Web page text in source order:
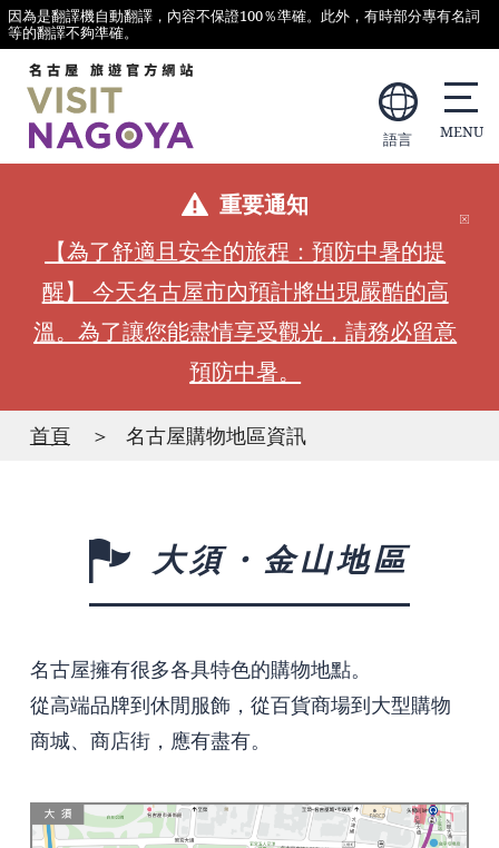
因為是翻譯機自動翻譯，內容不保證100％準確。此外，有時部分專有名詞
等的翻譯不夠準確。
語言
重要通知
【為了舒適且安全的旅程：預防中暑的提
醒】 今天名古屋市內預計將出現嚴酷的高
溫。為了讓您能盡情享受觀光，請務必留意
預防中暑。
首頁 名古屋購物地區資訊
大須・金山地區
名古屋擁有很多各具特色的購物地點。
從高端品牌到休閒服飾，從百貨商場到大型購物
商城、商店街，應有盡有。